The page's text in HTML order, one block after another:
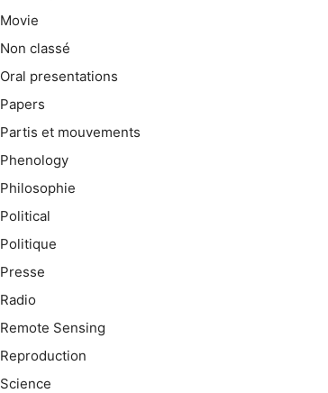
Movie
Non classé
Oral presentations
Papers
Partis et mouvements
Phenology
Philosophie
Political
Politique
Presse
Radio
Remote Sensing
Reproduction
Science